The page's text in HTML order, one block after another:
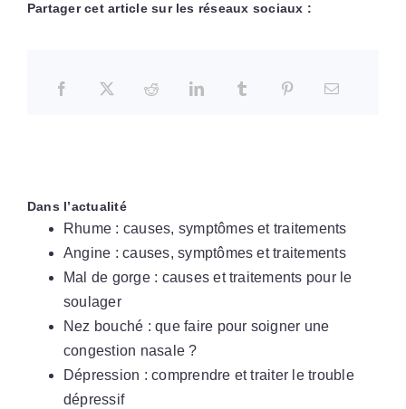
Partager cet article sur les réseaux sociaux :
Dans l’actualité
Rhume : causes, symptômes et traitements
Angine : causes, symptômes et traitements
Mal de gorge : causes et traitements pour le
soulager
Nez bouché : que faire pour soigner une
congestion nasale ?
Dépression : comprendre et traiter le trouble
dépressif